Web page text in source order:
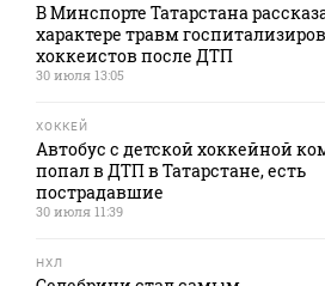
В Минспорте Татарстана
характере травм
хоккеистов после ДТП
30 июля 13:05
ХОККЕЙ
Автобус с детской хоккейной
попал в ДТП в Татарстане, есть
пострадавшие
30 июля 11:39
НХЛ